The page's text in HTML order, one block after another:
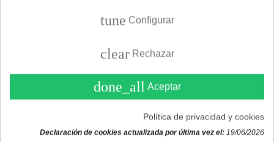
Mostrando1-15 de 49 producto(s)
Comprar compresor para frigorífico
imprescindible en cualquier hogar. El diseño de su
funcionamiento lo hace prácticamente libre de mantenimiento
tune Configurar
clear Rechazar
done_all Aceptar
Política de privacidad y cookies
Declaración de cookies actualizada por última vez el: 19/06/2026